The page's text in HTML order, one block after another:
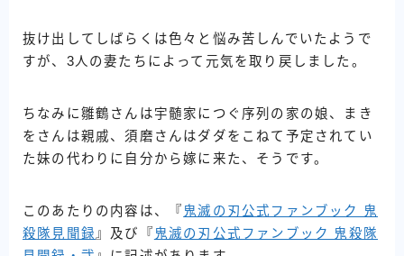
抜け出してしばらくは色々と悩み苦しんでいたようで
すが、3人の妻たちによって元気を取り戻しました。
ちなみに雛鶴さんは宇髄家につぐ序列の家の娘、まき
をさんは親戚、須磨さんはダダをこねて予定されてい
た妹の代わりに自分から嫁に来た、そうです。
このあたりの内容は、『 鬼滅の刃公式ファンブック 鬼
殺隊見聞録 』及び『 鬼滅の刃公式ファンブック 鬼殺隊